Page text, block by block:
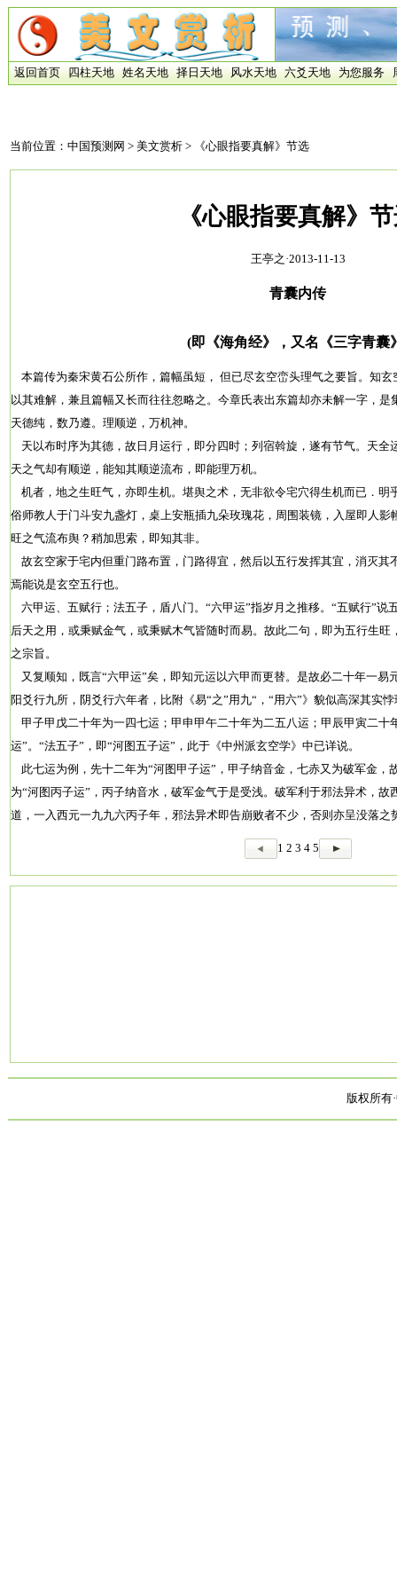
返回首页 四柱天地 姓名天地 择日天地 风水天地 六爻天地 为您服务
当前位置： 中国预测网 > 美文赏析 > 《心眼指要真解》节选
《心眼指要真解》
王亭之·2013-11-13
青囊内传
(即《海角经》，又名《三字青囊
本篇传为秦宋黄石公所作，篇幅虽短， 但已尽玄空峦头理气之要旨。知
以其难解，兼且篇幅又长而往往忽略之。今章氏表出东篇却亦未解一字，
天德纯，数乃遵。理顺逆，万机神。
天以布时序为其德，故日月运行，即分四时；列宿斡旋，遂有节气。天全
天之气却有顺逆，能知其顺逆流布，即能理万机。
机者，地之生旺气，亦即生机。堪舆之术，无非欲令宅穴得生机而已．明
俗师教人于门斗安九盏灯，桌上安瓶插九朵玫瑰花，周围装镜，入屋即人影
旺之气流布舆？稍加思索，即知其非。
故玄空家于宅内但重门路布置，门路得宜，然后以五行发挥其宜，消灭其
焉能说是玄空五行也。
六甲运、五赋行；法五子，盾八门。“六甲运”指岁月之推移。“五赋行”说
后天之用，或秉赋金气，或秉赋木气皆随时而易。故此二句，即为五行生
之宗旨。
又复顺知，既言“六甲运”矣，即知元运以六甲而更替。是故必二十年一易
阳爻行九所，阴爻行六年者，比附《易“之”用九“，“用六”》貌似高深其实
甲子甲戊二十年为一四七运；甲申甲午二十年为二五八运；甲辰甲寅二十
运”。“法五子”，即“河图五子运”，此于《中州派玄空学》中已详说。
此七运为例，先十二年为“河图甲子运”，甲子纳音金，七赤又为破军金，
为“河图丙子运”，丙子纳音水，破军金气于是受浅。破军利于邪法异术，
道，一入西元一九九六丙子年，邪法异术即告崩败者不少，否则亦呈没落之
1 2 3 4 5
版权所有